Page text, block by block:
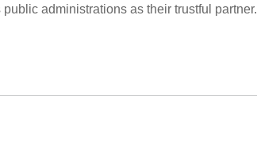
administrations as their trustful partner.